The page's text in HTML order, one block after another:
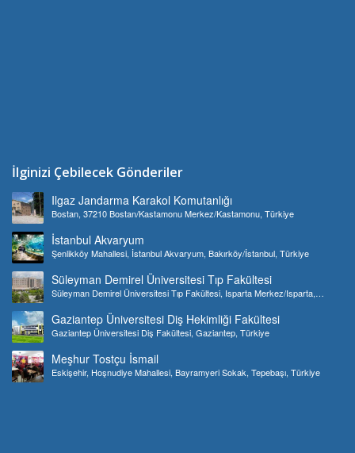
İlginizi Çebilecek Gönderiler
Ilgaz Jandarma Karakol Komutanlığı
Bostan, 37210 Bostan/Kastamonu Merkez/Kastamonu, Türkiye
İstanbul Akvaryum
Şenlikköy Mahallesi, İstanbul Akvaryum, Bakırköy/İstanbul, Türkiye
Süleyman Demirel Üniversitesi Tıp Fakültesi
Süleyman Demirel Üniversitesi Tıp Fakültesi, Isparta Merkez/Isparta,
Gaziantep Üniversitesi Diş Hekimliği Fakültesi
Gaziantep Üniversitesi Diş Fakültesi, Gaziantep, Türkiye
Meşhur Tostçu İsmail
Eskişehir, Hoşnudiye Mahallesi, Bayramyeri Sokak, Tepebaşı, Türkiye